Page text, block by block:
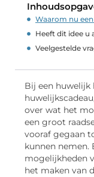
Waarom nu
Heeft dit idee u
Veelgestelde
Bij een
over wat het
een groot
vooraf gegaan
kunnen nemen.
mogelijkheden
het maken van